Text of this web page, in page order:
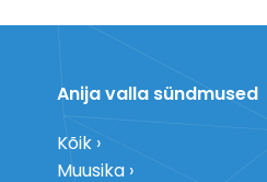
Anija valla sündmused
Kõik
Muusika